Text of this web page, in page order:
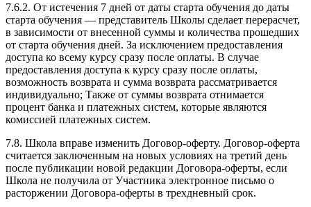
7.6.2. От истечения 7 дней от даты старта обучения до даты
старта обучения — представитель Школы сделает перерасчет,
в зависимости от внесенной суммы и количества прошедших
от старта обучения дней. За исключением предоставления
доступа ко всему курсу сразу после оплаты. В случае
предоставления доступа к курсу сразу после оплаты,
возможность возврата и сумма возврата рассматривается
индивидуально; Также от суммы возврата отнимается
процент банка и платежных систем, которые являются
комиссией платежных систем.
7.8. Школа вправе изменить Договор-оферту. Договор-оферта
считается заключенным на новых условиях на третий день
после публикации новой редакции Договора-оферты, если
Школа не получила от Участника электронное письмо о
расторжении Договора-оферты в трехдневный срок.